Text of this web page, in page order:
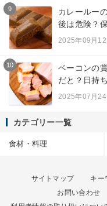
9
カレールー
後は危険？
2025年09月12
10
ベーコンの
だと？日持
2025年07月24
カテゴリー一覧
食材・料理
サイトマップ キー
お問い合わせ